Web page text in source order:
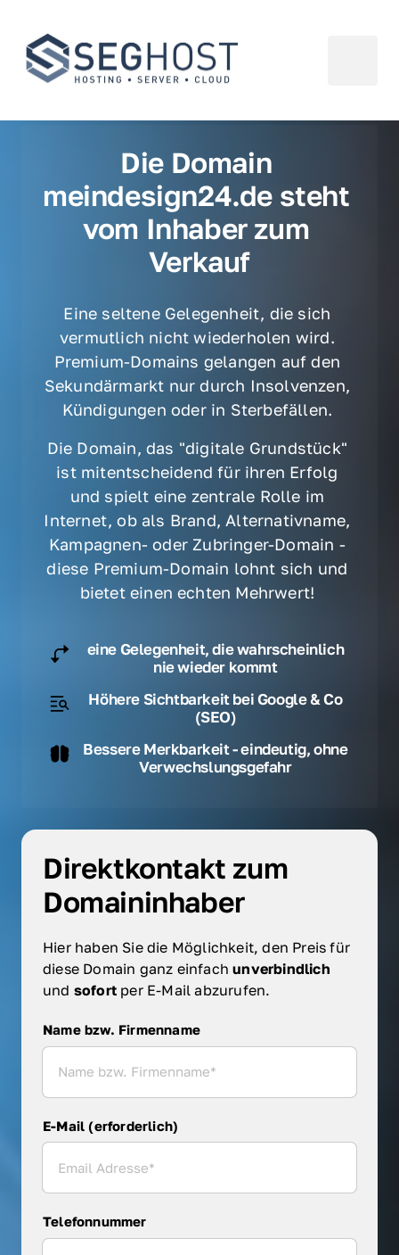
Die Domain
meindesign24.de steht
vom Inhaber zum
Verkauf
Eine seltene Gelegenheit, die sich
vermutlich nicht wiederholen wird.
Premium-Domains gelangen auf den
Sekundärmarkt nur durch Insolvenzen,
Kündigungen oder in Sterbefällen.
Die Domain, das "digitale Grundstück"
ist mitentscheidend für ihren Erfolg
und spielt eine zentrale Rolle im
Internet, ob als Brand, Alternativname,
Kampagnen- oder Zubringer-Domain -
diese Premium-Domain lohnt sich und
bietet einen echten Mehrwert!
eine Gelegenheit, die wahrscheinlich
nie wieder kommt
Höhere Sichtbarkeit bei Google & Co
(SEO)
Bessere Merkbarkeit - eindeutig, ohne
Verwechslungsgefahr
Direktkontakt zum
Domaininhaber
Hier haben Sie die Möglichkeit, den Preis für
diese Domain ganz einfach
und sofort per E-Mail abzurufen.
Name bzw. Firmenname
Name bzw. Firmenname
E-Mail (erforderlich)
Telefonnummer